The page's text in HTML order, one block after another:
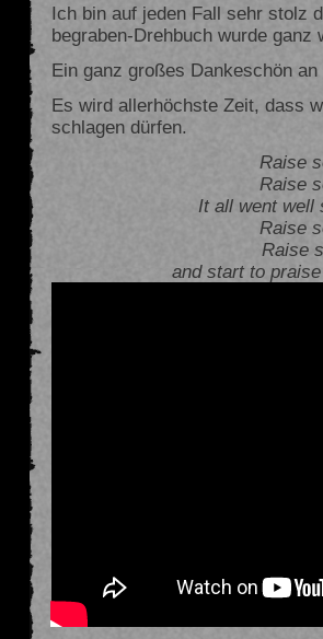
Ich bin auf jeden Fall sehr stolz
begraben-Drehbuch wurde
Ein ganz großes Dankeschön
Es wird allerhöchste Zeit, dass
schlagen dürfen.
Raise
Raise
It all went well
Raise
Raise
and start to